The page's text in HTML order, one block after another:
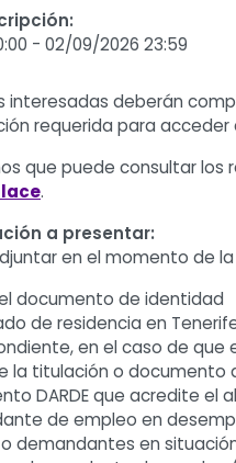
- 02/09/2026 23:59
interesadas deberán
requerida para acceder
que puede consultar
.
a presentar:
en el momento de
documento de identidad
de residencia en
en el caso de que
la titulación o documento
DARDE que acredite el
de empleo en
demandantes en